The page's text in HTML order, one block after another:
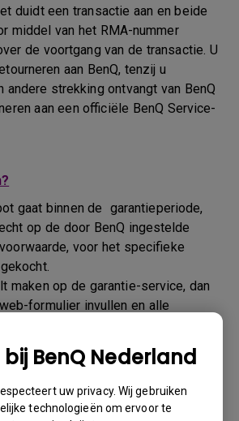
BenQ Nederland
uw privacy. Wij gebruiken
technologieën om ervoor te
duidt een transactie aan en beide
middel van het RMA-nummer
de voortgang van de transactie. U
aan BenQ, tenzij u
strekking ontvangt van BenQ
aan een officiële BenQ Service-
gaat binnen de garantieperiode,
op de door BenQ ingestelde
voor het specifieke
maken op de garantie-service, dan
formulier invullen en alle
over uw product en het defect
doorgeven. U kunt
of op de BenQ-website van uw
mail contact met u opgenomen